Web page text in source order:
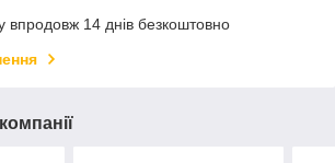
впродовж 14 днів безкоштовно